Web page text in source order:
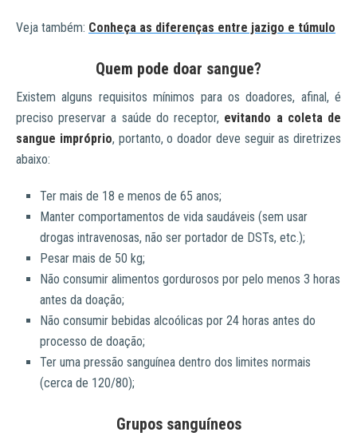
Veja também: Conheça as diferenças entre jazigo e túmulo
Quem pode doar sangue?
Existem alguns requisitos mínimos para os doadores, afinal, é
preciso preservar a saúde do receptor, evitando a coleta de
sangue impróprio, portanto, o doador deve seguir as diretrizes
abaixo:
Ter mais de 18 e menos de 65 anos;
Manter comportamentos de vida saudáveis ​​(sem usar
drogas intravenosas, não ser portador de DSTs, etc.);
Pesar mais de 50 kg;
Não consumir alimentos gordurosos por pelo menos 3 horas
antes da doação;
Não consumir bebidas alcoólicas por 24 horas antes do
processo de doação;
Ter uma pressão sanguínea dentro dos limites normais
(cerca de 120/80);
Grupos sanguíneos